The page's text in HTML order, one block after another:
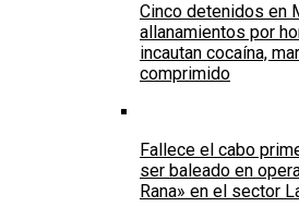
Cinco detenidos en
allanamientos por
incautan cocaína,
comprimido
Fallece el cabo
ser baleado en
Rana» en el sector